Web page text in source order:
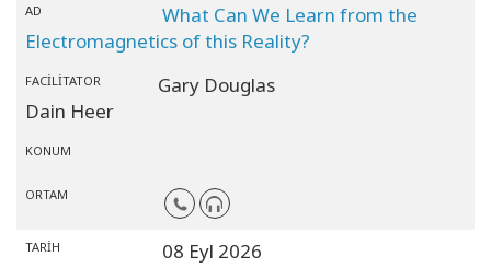
AD
What Can We Learn from the
Electromagnetics of this Reality?
FACILITATOR
Gary Douglas
Dain Heer
KONUM
ORTAM
TARIH 08 Eyl 2026